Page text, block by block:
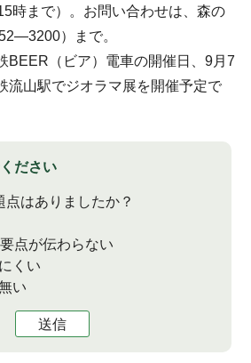
時まで）。お問い合わせは、森の
）まで。
（ビア）電車の開催日、9月7
流山駅でジオラマ展を開催予定で
ださい
点はありましたか？
要点が伝わらない
くい
い
送信